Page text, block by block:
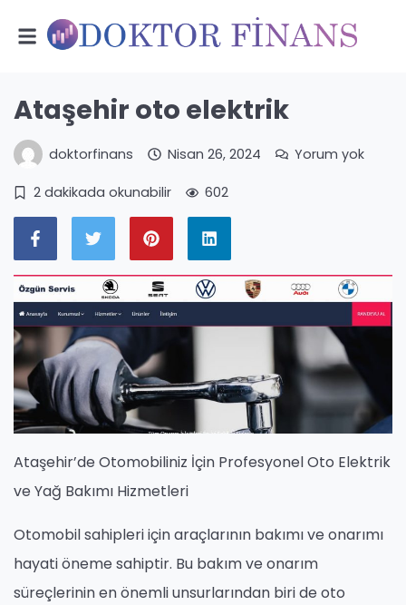
Ataşehir oto elektrik
doktorfinans Nisan 26, 2024 Yorum yok
2 dakikada okunabilir 602
Ataşehir’de Otomobiliniz İçin Profesyonel Oto Elektrik
ve Yağ Bakımı Hizmetleri
Otomobil sahipleri için araçlarının bakımı ve onarımı
hayati öneme sahiptir. Bu bakım ve onarım
süreçlerinin en önemli unsurlarından biri de oto